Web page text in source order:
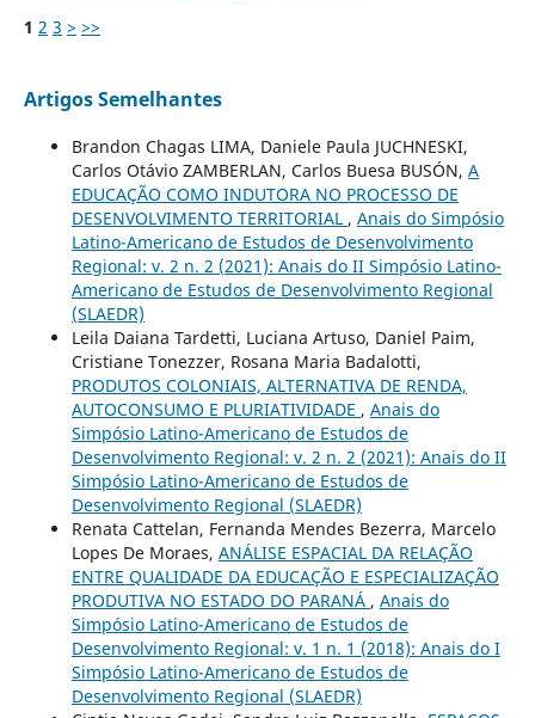
1 2 3 > >>
Artigos Semelhantes
Brandon Chagas LIMA, Daniele Paula JUCHNESKI,
Carlos Otávio ZAMBERLAN, Carlos Buesa BUSÓN, A
EDUCAÇÃO COMO INDUTORA NO PROCESSO DE
DESENVOLVIMENTO TERRITORIAL , Anais do Simpósio
Latino-Americano de Estudos de Desenvolvimento
Regional: v. 2 n. 2 (2021): Anais do II Simpósio Latino-
Americano de Estudos de Desenvolvimento Regional
(SLAEDR)
Leila Daiana Tardetti, Luciana Artuso, Daniel Paim,
Cristiane Tonezzer, Rosana Maria Badalotti,
PRODUTOS COLONIAIS, ALTERNATIVA DE RENDA,
AUTOCONSUMO E PLURIATIVIDADE , Anais do
Simpósio Latino-Americano de Estudos de
Desenvolvimento Regional: v. 2 n. 2 (2021): Anais do II
Simpósio Latino-Americano de Estudos de
Desenvolvimento Regional (SLAEDR)
Renata Cattelan, Fernanda Mendes Bezerra, Marcelo
Lopes De Moraes, ANÁLISE ESPACIAL DA RELAÇÃO
ENTRE QUALIDADE DA EDUCAÇÃO E ESPECIALIZAÇÃO
PRODUTIVA NO ESTADO DO PARANÁ , Anais do
Simpósio Latino-Americano de Estudos de
Desenvolvimento Regional: v. 1 n. 1 (2018): Anais do I
Simpósio Latino-Americano de Estudos de
Desenvolvimento Regional (SLAEDR)